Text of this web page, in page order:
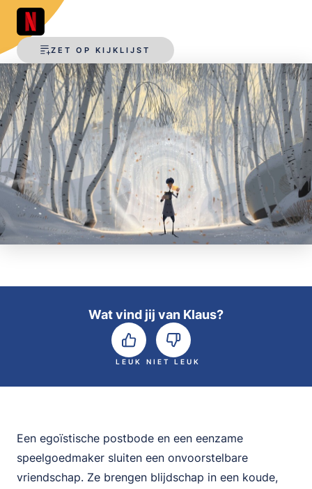
ZET OP KIJKLIJST
Wat vind jij van Klaus?
LEUK NIET LEUK
Een egoïstische postbode en een eenzame
speelgoedmaker sluiten een onvoorstelbare
vriendschap. Ze brengen blijdschap in een koude,